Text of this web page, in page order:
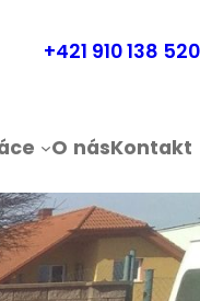
+421 910 138 520
O násKontakt